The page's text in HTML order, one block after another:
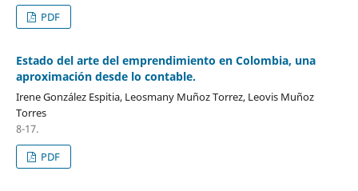
PDF
Estado del arte del emprendimiento en Colombia, una
aproximación desde lo contable.
Irene González Espitia, Leosmany Muñoz Torrez, Leovis Muñoz
Torres
8-17.
PDF